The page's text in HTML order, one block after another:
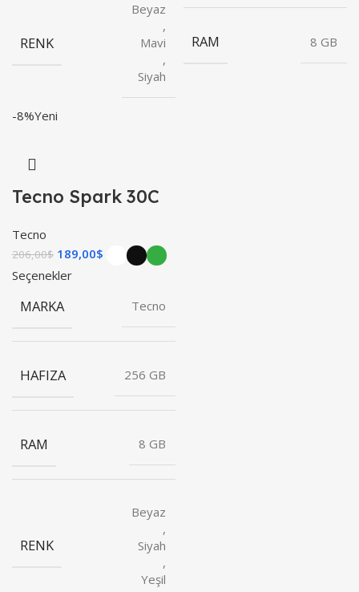
RENK
Beyaz
,
Mavi
,
Siyah
RAM 8 GB
-8%Yeni
Tecno Spark 30C
Tecno
206,00$ 189,00$
Seçenekler
MARKA Tecno
HAFIZA 256 GB
RAM 8 GB
RENK
Beyaz
,
Siyah
,
Yeşil